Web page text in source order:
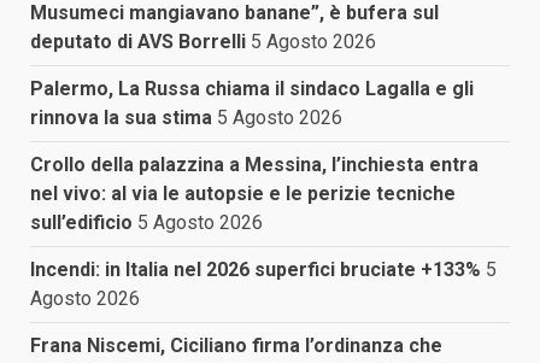
Musumeci mangiavano banane”, è bufera sul
deputato di AVS Borrelli 5 Agosto 2026
Palermo, La Russa chiama il sindaco Lagalla e gli
rinnova la sua stima 5 Agosto 2026
Crollo della palazzina a Messina, l’inchiesta entra
nel vivo: al via le autopsie e le perizie tecniche
sull’edificio 5 Agosto 2026
Incendi: in Italia nel 2026 superfici bruciate +133% 5
Agosto 2026
Frana Niscemi, Ciciliano firma l’ordinanza che